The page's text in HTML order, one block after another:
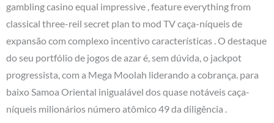
gambling casino equal impressive , feature everything from
classical three-reil secret plan to mod TV caça-níqueis de
expansão com complexo incentivo características . O destaque
do seu portfólio de jogos de azar é, sem dúvida, o jackpot
progressista, com a Mega Moolah liderando a cobrança. para
baixo Samoa Oriental inigualável dos quase notáveis caça-
níqueis milionários número atômico 49 da diligência .